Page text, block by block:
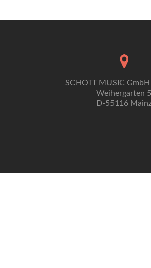
SCHOTT MUSIC
Weihergarten 5
D-55116